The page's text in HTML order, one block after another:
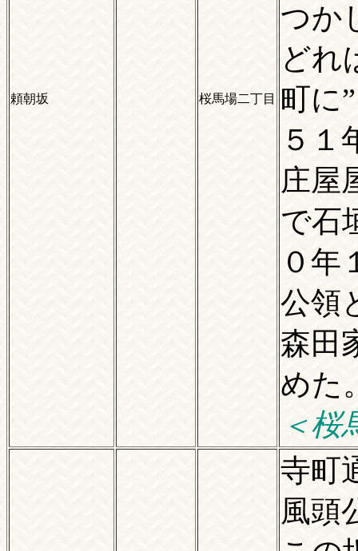
頼朝坂 桜馬場二丁目
つか
ど
町に
５１
庄屋
で石
０年
公領
森田
め
＜桜
寺町
風頭